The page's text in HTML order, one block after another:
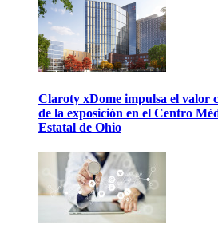
Claroty xDome impulsa el valor
de la exposición en el Centro
Estatal de Ohio